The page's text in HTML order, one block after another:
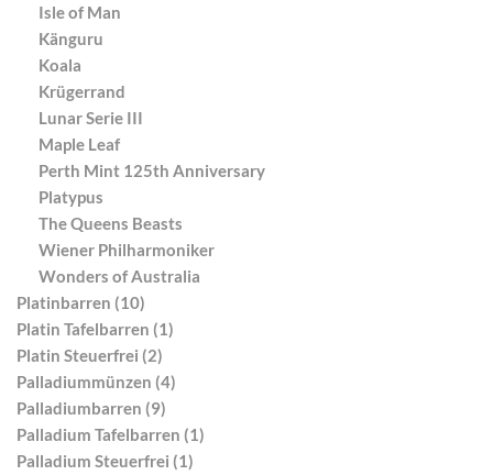
Isle of Man
Känguru
Koala
Krügerrand
Lunar Serie III
Maple Leaf
Perth Mint 125th Anniversary
Platypus
The Queens Beasts
Wiener Philharmoniker
Wonders of Australia
Platinbarren (10)
Platin Tafelbarren (1)
Platin Steuerfrei (2)
Palladiummünzen (4)
Palladiumbarren (9)
Palladium Tafelbarren (1)
Palladium Steuerfrei (1)